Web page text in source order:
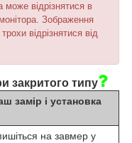
може відрізнятися в
Зображення
відрізнятися від
закритого типу
замір і установка
на завмер у